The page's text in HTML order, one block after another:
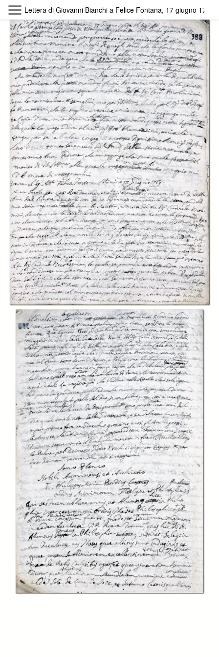
Skip to main content
Byterfly
Follow The Byterfly And Enjoy Open
Knowledge
Policy Collections Providers Exhibitions
Search Term
Lettera di Giovanni Bianchi a Felice Fontana, 17 giugno 1769
In collections
Progetto DigitXL - Novum corpus fontanianum
Title:
Lettera di Giovanni Bianchi a Felice Fontana, 17 giugno 1769
Creator:
Giovanni Bianchi
Date: